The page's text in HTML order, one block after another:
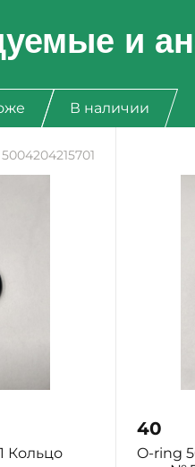
и
В наличии
Кольцо
40
O-ring